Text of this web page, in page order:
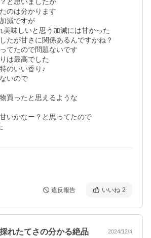
のは分かります
減ですが
美味しいと思う加減には甘かった
たが甘さに関係あるんですかね？
てたので問題ないです
は最高でした
のいい香り♪
いので
買ったと思えるような
いかなー？と思ってたので
違反報告 いいね 2
れたてさの分かる絶品 2024/12/4